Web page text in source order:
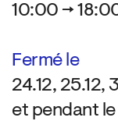
10:00 →
Fermé le
24.12, 25.12,
et pendant